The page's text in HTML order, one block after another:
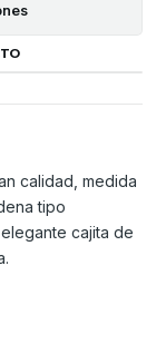
calidad, medida
tipo
cajita de